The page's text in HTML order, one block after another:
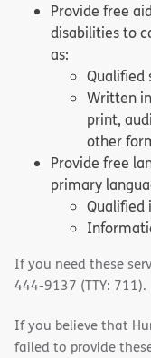
Provide free
disabilities to
as:
Qualified
Written
print,
other
Provide free
primary
Qualified
If you need these
444-9137 (TTY: 711).
If you believe that
failed to provide